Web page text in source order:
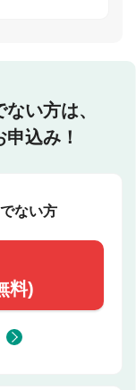
い方は、
込み！
ない方
料)